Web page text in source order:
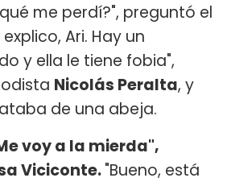
me perdí?", preguntó el
Ari. Hay un
y ella le tiene fobia",
Nicolás Peralta, y
de una abeja.
voy a la mierda",
Viciconte."Bueno, está